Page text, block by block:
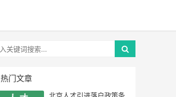
热门文章
北京人才引进落户政策条